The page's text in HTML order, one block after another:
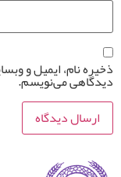
ذخیره نام، ایمیل و
دیدگاهی می‌نویسم.